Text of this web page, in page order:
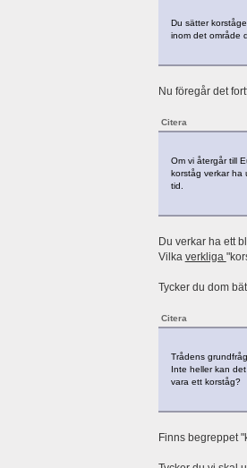
Du sätter
inom det område
Nu föregår det
Citera
Om vi återgår till
korståg verkar ha
tid.
Du verkar ha ett
Vilka verkliga
Tycker du dom
Citera
Trådens
Inte heller kan
vara ett korståg?
Finns begreppet